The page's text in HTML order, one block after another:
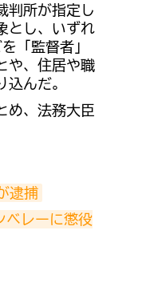
判所が指定し
とし、いずれ
「監督者」
や、住居や職
んだ。
め、法務大臣
逮捕
ベレーに懲役